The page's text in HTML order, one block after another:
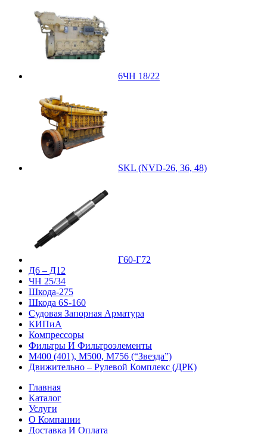
6ЧН 18/22
SKL (NVD-26, 36, 48)
Г60-Г72
Д6 – Д12
ЧН 25/34
Шкода-275
Шкода 6S-160
Судовая Запорная Арматура
КИПиА
Компрессоры
Фильтры И Фильтроэлементы
М400 (401), М500, М756 (“Звезда”)
Движительно – Рулевой Комплекс (ДРК)
Главная
Каталог
Услуги
О Компании
Доставка И Оплата